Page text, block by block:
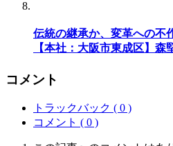
伝統の継承か、変革への
【本社：大阪市東成区】森
コメント
トラックバック ( 0 )
コメント ( 0 )